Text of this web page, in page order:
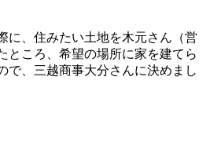
に、住みたい土地を木元さん（営
ところ、希望の場所に家を建てら
で、三越商事大分さんに決めまし